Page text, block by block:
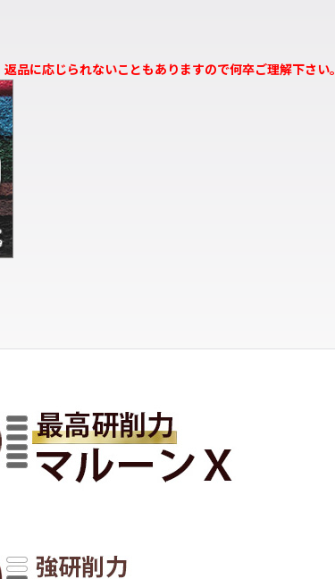
品に応じられないこともありますので何卒ご理解下さい。